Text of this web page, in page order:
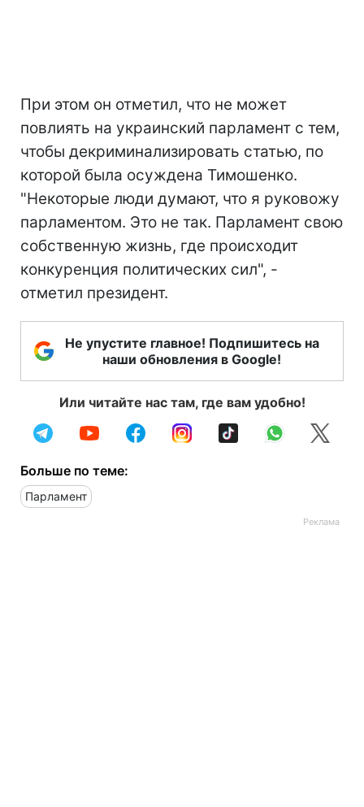
При этом он отметил, что не может
повлиять на украинский парламент с тем,
чтобы декриминализировать статью, по
которой была осуждена Тимошенко.
"Некоторые люди думают, что я руковожу
парламентом. Это не так. Парламент свою
собственную жизнь, где происходит
конкуренция политических сил", -
отметил президент.
Не упустите главное! Подпишитесь на
наши обновления в Google!
Или читайте нас там, где вам удобно!
Больше по теме:
Парламент